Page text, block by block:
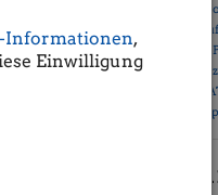
Informationen,
Einwilligung
Netzwerk.
» PIR-News zu
» ATX steuert
» Wiener Börse
» Wiener Börse
» ATX-Trends:
» Österreich-